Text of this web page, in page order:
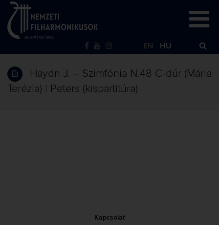
EN HU
Haydn J. – Szimfónia N.48 C-dúr (Mária
Terézia) | Peters (kispartitúra)
Kapcsolat